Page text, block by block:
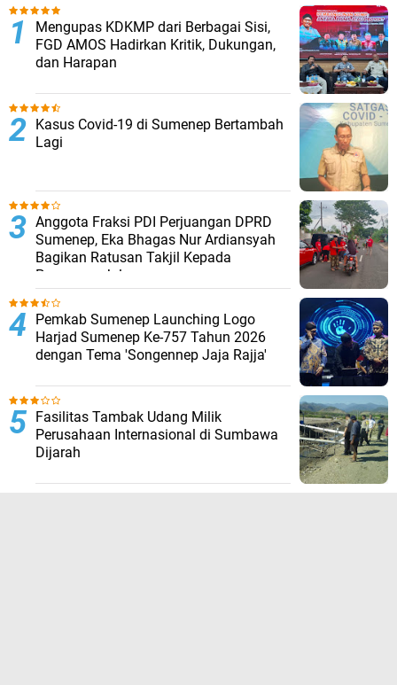
Mengupas KDKMP dari Berbagai Sisi,
FGD AMOS Hadirkan Kritik, Dukungan,
dan Harapan
Kasus Covid-19 di Sumenep Bertambah
Lagi
Anggota Fraksi PDI Perjuangan DPRD
Sumenep, Eka Bhagas Nur Ardiansyah
Bagikan Ratusan Takjil Kepada
Pengguna Jalan
Pemkab Sumenep Launching Logo
Harjad Sumenep Ke-757 Tahun 2026
dengan Tema 'Songennep Jaja Rajja'
Fasilitas Tambak Udang Milik
Perusahaan Internasional di Sumbawa
Dijarah